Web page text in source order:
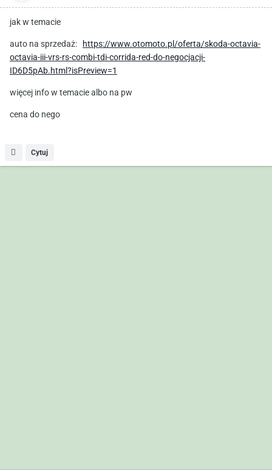
jak w temacie
auto na sprzedaż:
https://www.otomoto.pl/oferta/skoda-octavia-
octavia-iii-vrs-rs-combi-tdi-corrida-red-do-negocjacji-
ID6D5pAb.html?isPreview=1
więcej info w temacie albo na pw
cena do nego
Cytuj